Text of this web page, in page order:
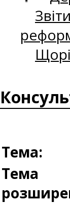
Тема:
Тема